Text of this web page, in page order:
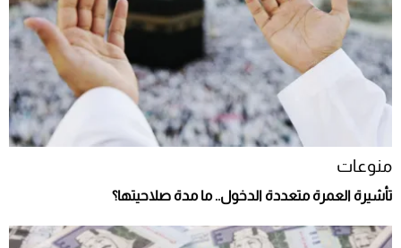
منوعات
تأشيرة العمرة متعددة الدخول.. ما مدة صلاحيتها؟